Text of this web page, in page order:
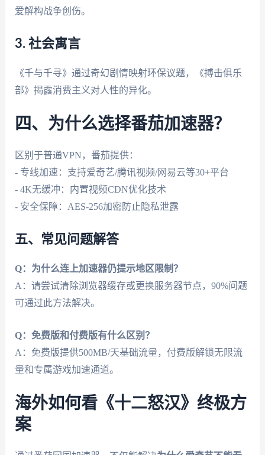
爱解构战争创伤。
3. 社会寓言
《千与千寻》通过奇幻剧情映射环保议题，《搏击俱乐
部》揭露消费主义对人性的异化。
四、为什么选择番茄加速器？
区别于普通VPN，番茄提供：
- 专线加速：支持爱奇艺/腾讯视频/网易云等30+平台
- 4K无缓冲：内置视频CDN优化技术
- 安全保障：AES-256加密防止隐私泄露
五、常见问题解答
Q：为什么连上加速器仍提示地区限制？
A：请尝试清除浏览器缓存或更换服务器节点，90%问题
可通过此方法解决。
Q：免费版和付费版有什么区别？
A：免费版提供500MB/天基础流量，付费版解锁无限流
量和专属游戏加速通道。
海外如何看《十二怒汉》终极方
案